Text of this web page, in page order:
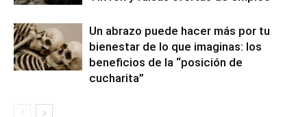
Un abrazo puede hacer más por tu
bienestar de lo que imaginas: los
beneficios de la “posición de
cucharita”